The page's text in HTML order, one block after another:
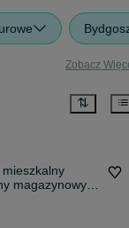
Zobacz
magazynowy